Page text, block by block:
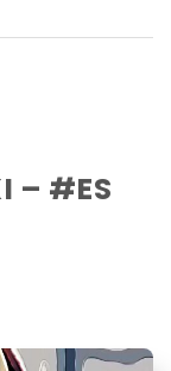
– #ES